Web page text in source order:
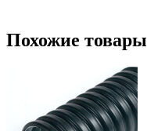
Похожие товары